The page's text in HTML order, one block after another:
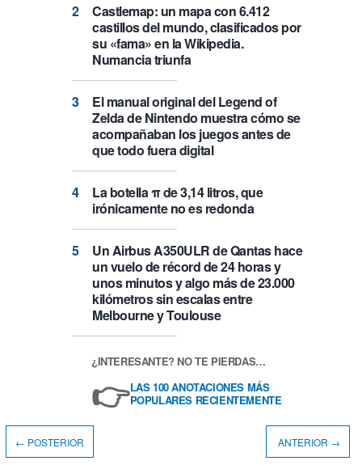
Castlemap: un mapa con 6.412
castillos del mundo, clasificados por
su «fama» en la Wikipedia.
Numancia triunfa
El manual original del Legend of
Zelda de Nintendo muestra cómo se
acompañaban los juegos antes de
que todo fuera digital
La botella π de 3,14 litros, que
irónicamente no es redonda
Un Airbus A350ULR de Qantas hace
un vuelo de récord de 24 horas y
unos minutos y algo más de 23.000
kilómetros sin escalas entre
Melbourne y Toulouse
¿INTERESANTE? NO TE PIERDAS…
👉LAS 100 ANOTACIONES MÁS
POPULARES RECIENTEMENTE
← POSTERIOR ANTERIOR →